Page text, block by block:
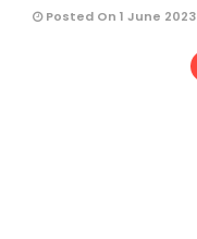
Posted On 1 June 2023